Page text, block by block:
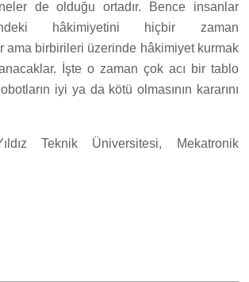
de olduğu ortadır. Bence insanlar
hâkimiyetini hiçbir zaman
ama birbirileri üzerinde hâkimiyet kurmak
İşte o zaman çok acı bir tablo
iyi ya da kötü olmasının kararını
Teknik Üniversitesi, Mekatronik